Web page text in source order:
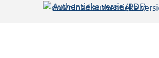
Authentieke versie (PDF)b